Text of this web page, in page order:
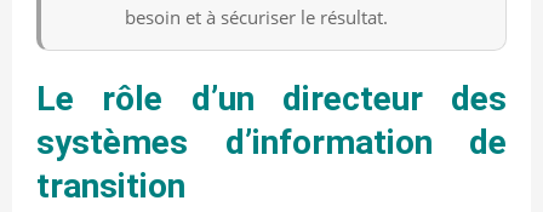
besoin et à sécuriser le résultat.
Le rôle d’un directeur des
systèmes d’information de
transition